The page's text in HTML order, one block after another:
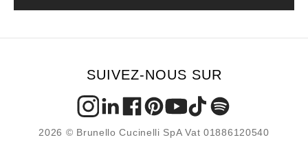
SUIVEZ-NOUS SUR
2026 © Brunello Cucinelli SpA Vat 01886120540